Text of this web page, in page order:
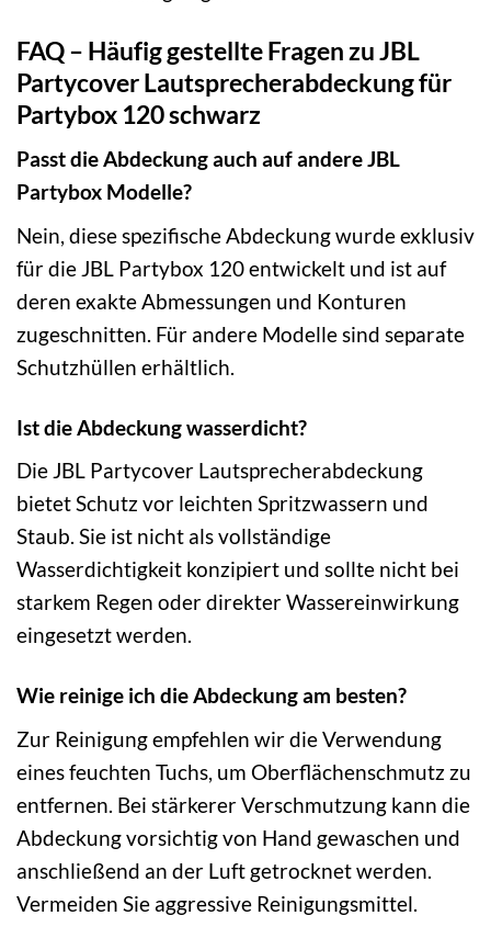
FAQ – Häufig gestellte Fragen zu JBL
Partycover Lautsprecherabdeckung für
Partybox 120 schwarz
Passt die Abdeckung auch auf andere JBL
Partybox Modelle?
Nein, diese spezifische Abdeckung wurde exklusiv
für die JBL Partybox 120 entwickelt und ist auf
deren exakte Abmessungen und Konturen
zugeschnitten. Für andere Modelle sind separate
Schutzhüllen erhältlich.
Ist die Abdeckung wasserdicht?
Die JBL Partycover Lautsprecherabdeckung
bietet Schutz vor leichten Spritzwassern und
Staub. Sie ist nicht als vollständige
Wasserdichtigkeit konzipiert und sollte nicht bei
starkem Regen oder direkter Wassereinwirkung
eingesetzt werden.
Wie reinige ich die Abdeckung am besten?
Zur Reinigung empfehlen wir die Verwendung
eines feuchten Tuchs, um Oberflächenschmutz zu
entfernen. Bei stärkerer Verschmutzung kann die
Abdeckung vorsichtig von Hand gewaschen und
anschließend an der Luft getrocknet werden.
Vermeiden Sie aggressive Reinigungsmittel.